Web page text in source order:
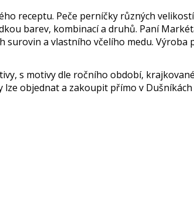
receptu. Peče perníčky různých
barev, kombinací a druhů. Paní
surovin a vlastního včelího medu. Výroba
s motivy dle ročního období,
objednat a zakoupit přímo v